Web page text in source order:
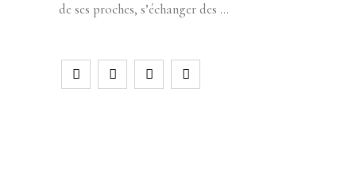
de ses proches, s’échanger des